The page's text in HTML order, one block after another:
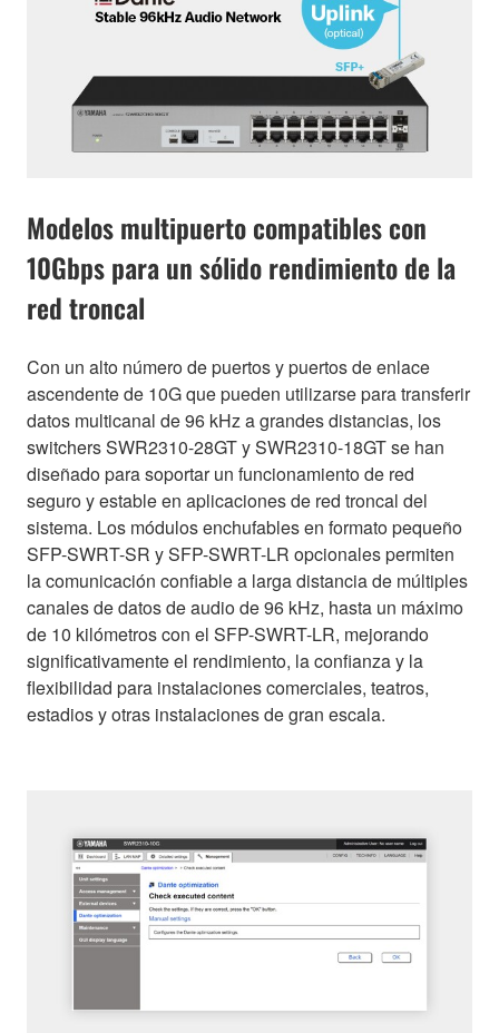
Modelos multipuerto compatibles con
10Gbps para un sólido rendimiento de la
red troncal
Con un alto número de puertos y puertos de enlace
ascendente de 10G que pueden utilizarse para transferir
datos multicanal de 96 kHz a grandes distancias, los
switchers SWR2310-28GT y SWR2310-18GT se han
diseñado para soportar un funcionamiento de red
seguro y estable en aplicaciones de red troncal del
sistema. Los módulos enchufables en formato pequeño
SFP-SWRT-SR y SFP-SWRT-LR opcionales permiten
la comunicación confiable a larga distancia de múltiples
canales de datos de audio de 96 kHz, hasta un máximo
de 10 kilómetros con el SFP-SWRT-LR, mejorando
significativamente el rendimiento, la confianza y la
flexibilidad para instalaciones comerciales, teatros,
estadios y otras instalaciones de gran escala.